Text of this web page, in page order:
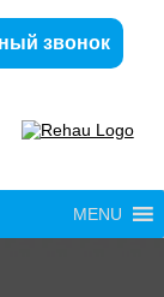
звонок
MENU